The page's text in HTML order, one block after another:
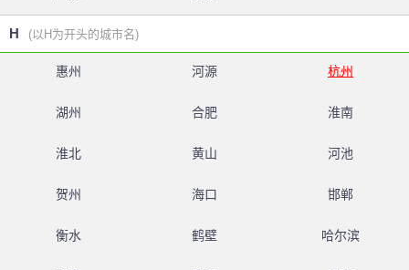
H (以H为开头的城市名)
惠州 河源 杭州
湖州 合肥 淮南
淮北 黄山 河池
贺州 海口 邯郸
衡水 鹤壁 哈尔滨